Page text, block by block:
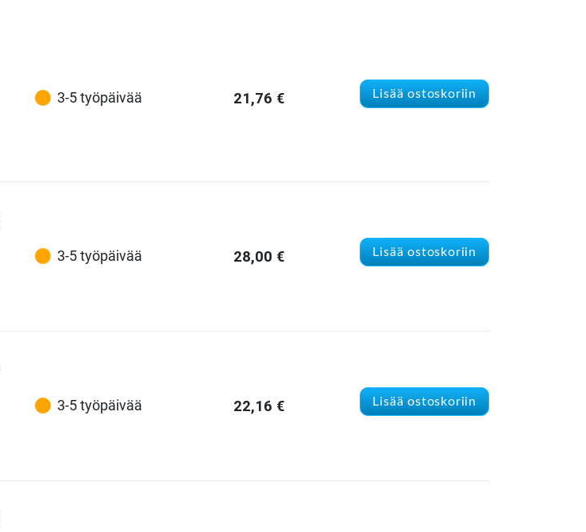
3-5 työpäivää 21,76 € Lisää ostoskoriin
3-5 työpäivää 28,00 € Lisää ostoskoriin
3-5 työpäivää 22,16 € Lisää ostoskoriin